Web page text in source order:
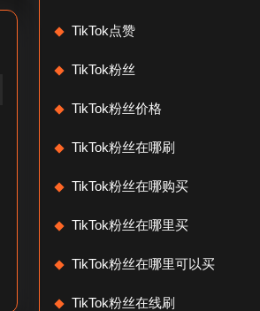
TikTok点赞
TikTok粉丝
TikTok粉丝价格
TikTok粉丝在哪刷
TikTok粉丝在哪购买
TikTok粉丝在哪里买
TikTok粉丝在哪里可以买
TikTok粉丝在线刷